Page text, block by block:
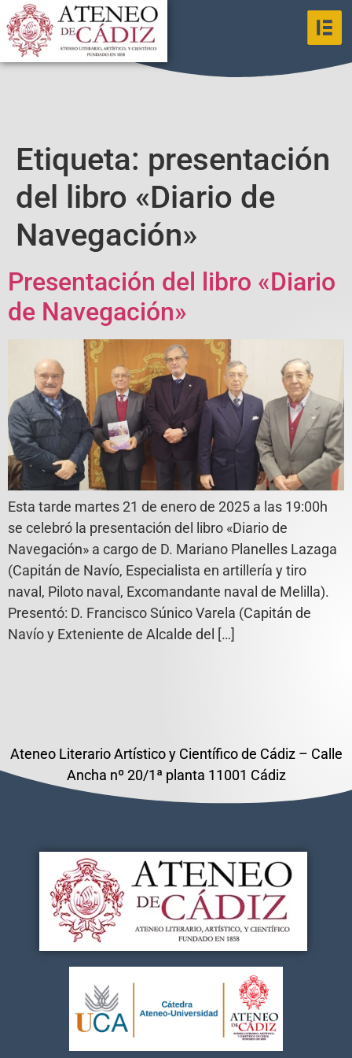
Etiqueta: presentación
del libro «Diario de
Navegación»
Presentación del libro «Diario
de Navegación»
Esta tarde martes 21 de enero de 2025 a las 19:00h
se celebró la presentación del libro «Diario de
Navegación» a cargo de D. Mariano Planelles Lazaga
(Capitán de Navío, Especialista en artillería y tiro
naval, Piloto naval, Excomandante naval de Melilla).
Presentó: D. Francisco Súnico Varela (Capitán de
Navío y Exteniente de Alcalde del […]
Ateneo Literario Artístico y Científico de Cádiz – Calle
Ancha nº 20/1ª planta 11001 Cádiz